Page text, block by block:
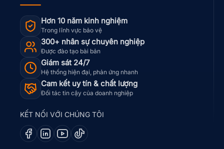
Hơn 10 năm kinh nghiệm
Trong lĩnh vực bảo vệ
300+ nhân sự chuyên nghiệp
Được đào tạo bài bản
Giám sát 24/7
Hệ thống hiện đại, phản ứng nhanh
Cam kết uy tín & chất lượng
Đối tác tin cậy của doanh nghiệp
KẾT NỐI VỚI CHÚNG TÔI